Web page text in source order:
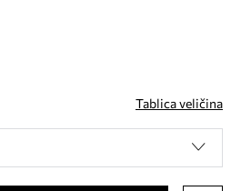
Tablica veličina